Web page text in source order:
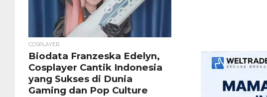
COSPLAYER
Biodata Franzeska Edelyn,
Cosplayer Cantik Indonesia
yang Sukses di Dunia
Gaming dan Pop Culture